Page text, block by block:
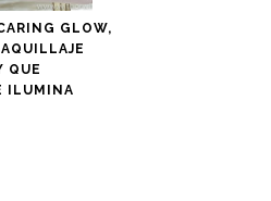
GLOW,
QUE
ILUMINA